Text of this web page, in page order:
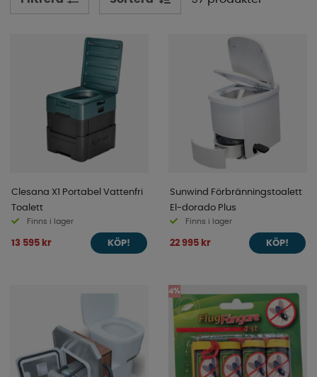
Clesana X1 Portabel Vattenfri
Toalett
Finns i lager
13 595 kr KÖP!
Sunwind Förbränningstoalett
El-dorado Plus
Finns i lager
22 995 kr KÖP!
4%